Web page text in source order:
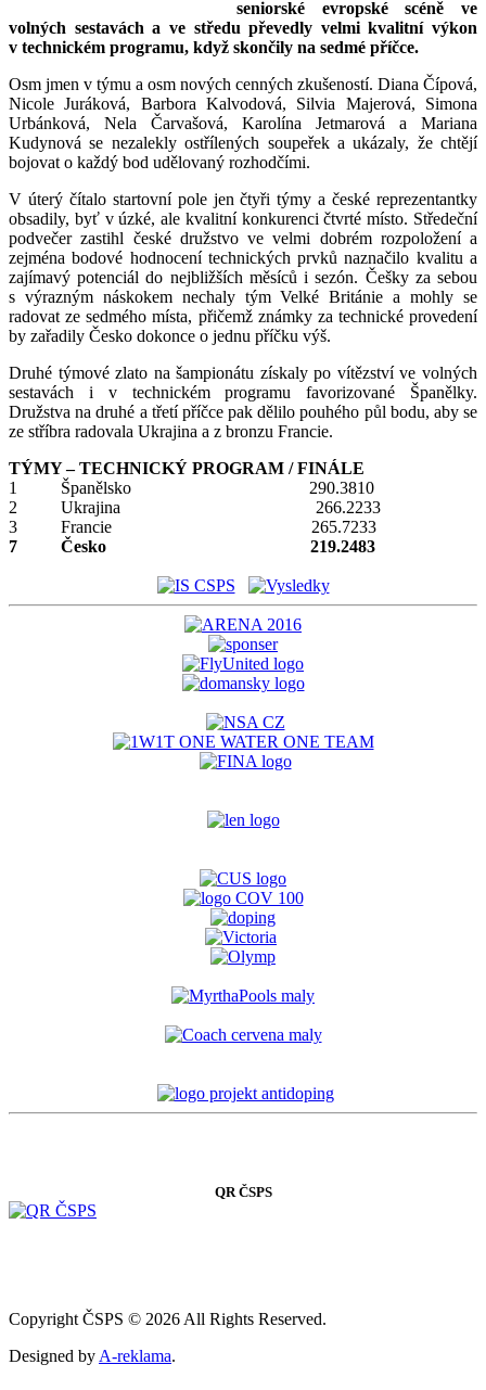
seniorské evropské scéně ve
volných sestavách a ve středu převedly velmi kvalitní výkon
v technickém programu, když skončily na sedmé příčce.
Osm jmen v týmu a osm nových cenných zkušeností. Diana Čípová,
Nicole Juráková, Barbora Kalvodová, Silvia Majerová, Simona
Urbánková, Nela Čarvašová, Karolína Jetmarová a Mariana
Kudynová se nezalekly ostřílených soupeřek a ukázaly, že chtějí
bojovat o každý bod udělovaný rozhodčími.
V úterý čítalo startovní pole jen čtyři týmy a české reprezentantky
obsadily, byť v úzké, ale kvalitní konkurenci čtvrté místo. Středeční
podvečer zastihl české družstvo ve velmi dobrém rozpoložení a
zejména bodové hodnocení technických prvků naznačilo kvalitu a
zajímavý potenciál do nejbližších měsíců i sezón. Češky za sebou
s výrazným náskokem nechaly tým Velké Británie a mohly se
radovat ze sedmého místa, přičemž známky za technické provedení
by zařadily Česko dokonce o jednu příčku výš.
Druhé týmové zlato na šampionátu získaly po vítězství ve volných
sestavách i v technickém programu favorizované Španělky.
Družstva na druhé a třetí příčce pak dělilo pouhého půl bodu, aby se
ze stříbra radovala Ukrajina a z bronzu Francie.
TÝMY – TECHNICKÝ PROGRAM / FINÁLE
1 Španělsko 290.3810
2 Ukrajina 266.2233
3 Francie 265.7233
7 Česko 219.2483
QR ČSPS
Copyright ČSPS © 2026 All Rights Reserved.
Designed by A-reklama.